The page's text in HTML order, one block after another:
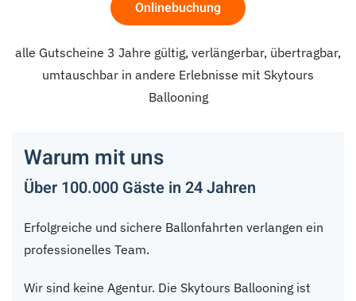
Onlinebuchung
alle Gutscheine 3 Jahre gültig, verlängerbar, übertragbar,
umtauschbar in andere Erlebnisse mit Skytours
Ballooning
Warum mit uns
Über 100.000 Gäste in 24 Jahren
Erfolgreiche und sichere Ballonfahrten verlangen ein
professionelles Team.
Wir sind keine Agentur. Die Skytours Ballooning ist